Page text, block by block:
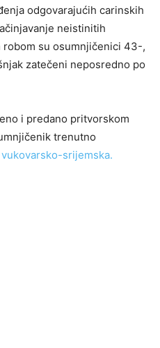
odgovarajućih carinskih
neistinitih
robom su osumnjičenici 43-,
zatečeni neposredno po
i predano pritvorskom
trenutno
vukovarsko-srijemska.